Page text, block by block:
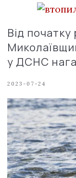
Від
у ДСНС
2023-07-24